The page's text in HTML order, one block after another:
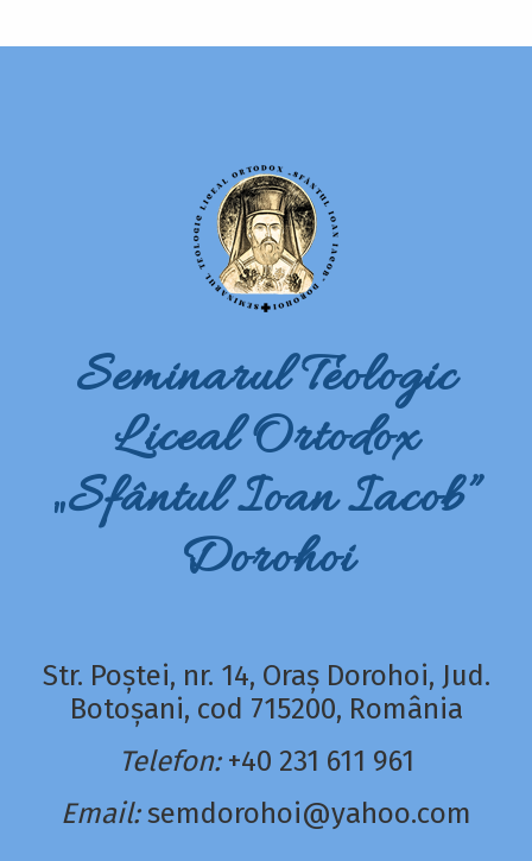
Seminarul Teologic
Liceal Ortodox
„Sfântul Ioan Iacob”
Dorohoi
Str. Poștei, nr. 14, Oraș Dorohoi, Jud.
Botoșani, cod 715200, România
Telefon: +40 231 611 961
Email: semdorohoi@yahoo.com